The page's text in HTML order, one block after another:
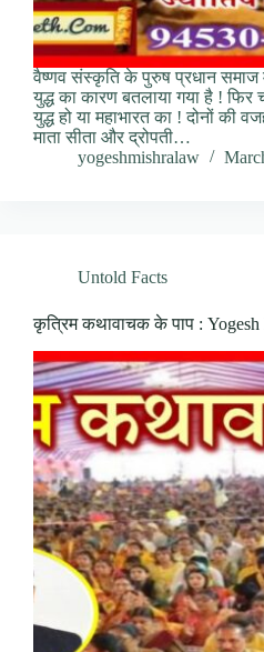
वैष्णव संस्कृति के पुरुष प्रधान समाज
युद्ध का कारण बतलाया गया है ! फिर
युद्ध हो या महाभारत का ! दोनों की
माता सीता और द्रोपती…
yogeshmishralaw
Untold Facts
कृत्रिम कथावाचक के पाप : Yogesh